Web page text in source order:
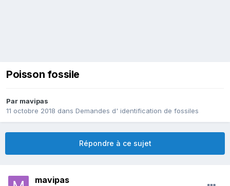
Poisson fossile
Par mavipas
11 octobre 2018 dans Demandes d' identification de fossiles
Répondre à ce sujet
mavipas